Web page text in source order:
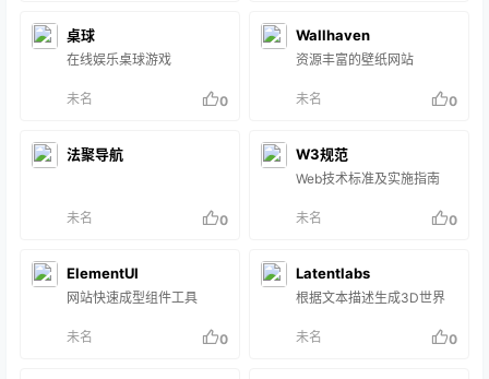
桌球
在线娱乐桌球游戏
未名 0
Wallhaven
资源丰富的壁纸网站
未名 0
法聚导航
未名 0
W3规范
Web技术标准及实施指南
未名 0
ElementUI
网站快速成型组件工具
未名 0
Latentlabs
根据文本描述生成3D世界
未名 0